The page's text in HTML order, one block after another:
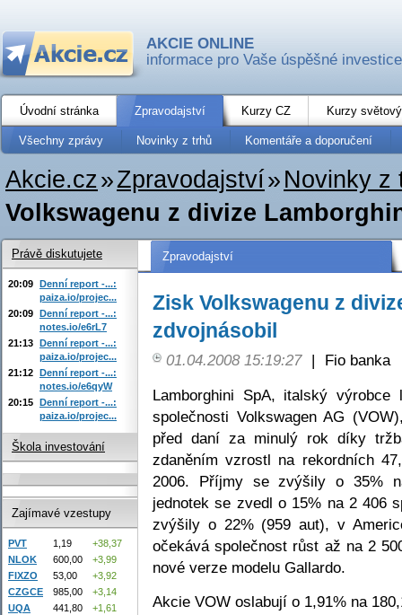
AKCIE ONLINE
informace pro Vaše úspěšné investice
Úvodní stránka Zpravodajství Kurzy CZ Kurzy
Všechny zprávy Novinky z trhů Komentáře a doporučení
Akcie.cz»Zpravodajství» Novinky z
Volkswagenu z divize
Zpravodajství
Zisk Volkswagenu z
zdvojnásobil
01.04.2008 15:19:27 |
Fio banka
Lamborghini SpA, italský
společnosti Volkswagen AG
před daní za minulý rok díky
zdaněním vzrostl na rekordních
2006. Příjmy se zvýšily o 35%
jednotek se zvedl o 15% na 2 406
zvýšily o 22% (959 aut), v
očekává společnost růst až na 2
nové verze modelu Gallardo.
Akcie VOW oslabují o 1,91% na
Právě diskutujete
20:09 Denní report -...:
paiza.io/projec...
20:09 Denní report -...:
notes.io/e6rL7
21:13 Denní report -...:
paiza.io/projec...
21:12 Denní report -...:
notes.io/e6qyW
20:15 Denní report -...:
paiza.io/projec...
Škola investování
Zajímavé vzestupy
PVT 1,19
+38,37
NLOK
600,00
+3,99
FIXZO
53,00
+3,92
CZGCE
985,00
+3,14
UQA
441,80 +1,61